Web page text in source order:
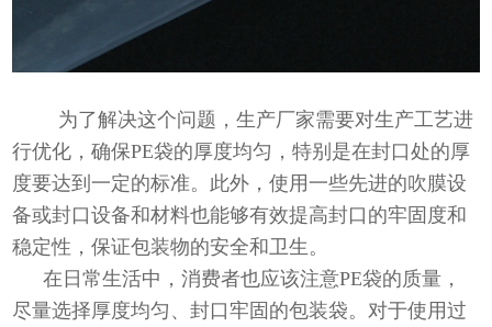
为了解决这个问题，生产厂家需要对生产工艺进
行优化，确保PE袋的厚度均匀，特别是在封口处的厚
度要达到一定的标准。此外，使用一些先进的吹膜设
备或封口设备和材料也能够有效提高封口的牢固度和
稳定性，保证包装物的安全和卫生。
在日常生活中，消费者也应该注意PE袋的质量，
尽量选择厚度均匀、封口牢固的包装袋。对于使用过